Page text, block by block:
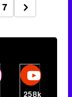
7
258k